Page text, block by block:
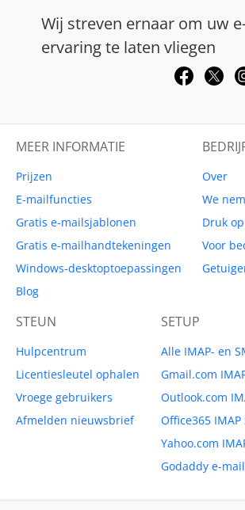
Wij streven ernaar om uw
ervaring te laten vliegen
MEER INFORMATIE
Prijzen
E-mailfuncties
Gratis e-mailsjablonen
Gratis e-mailhandtekeningen
Windows-desktoptoepassingen
Blog
Over
We
Druk op
Voor
STEUN
Hulpcentrum
Licentiesleutel ophalen
Vroege gebruikers
Afmelden nieuwsbrief
SETUP
Alle IMAP- en
Gmail.com
Outlook.com
Office365 IMAP
Yahoo.com
Godaddy e-